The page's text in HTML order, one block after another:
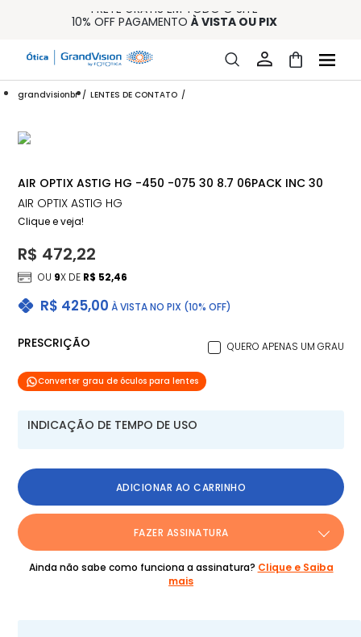
FRETE GRÁTIS EM TODO O SITE
10% OFF PAGAMENTO À VISTA OU PIX
15% OFF NA PRIMEIRA COMPRA (CONSULTE REGULAMENTO)
32% OFF NO COMBO - CONS. REG.
grandvisionbr LENTES DE CONTATO
AIR OPTIX ASTIG HG -450 -075 30 8.7 06PACK INC 30
AIR OPTIX ASTIG HG
Clique e veja!
R$ 425,00 À VISTA NO PIX (10% OFF)
R$ 472,22
OU 9X DE R$ 52,46
PRESCRIÇÃO QUERO APENAS UM GRAU
Converter grau de óculos para lentes
INDICAÇÃO DE TEMPO DE USO
ADICIONAR AO CARRINHO
FAZER ASSINATURA
Ainda não sabe como funciona a assinatura? Clique e Saiba
mais